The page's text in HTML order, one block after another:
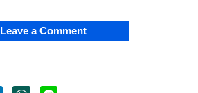
Leave a Comment